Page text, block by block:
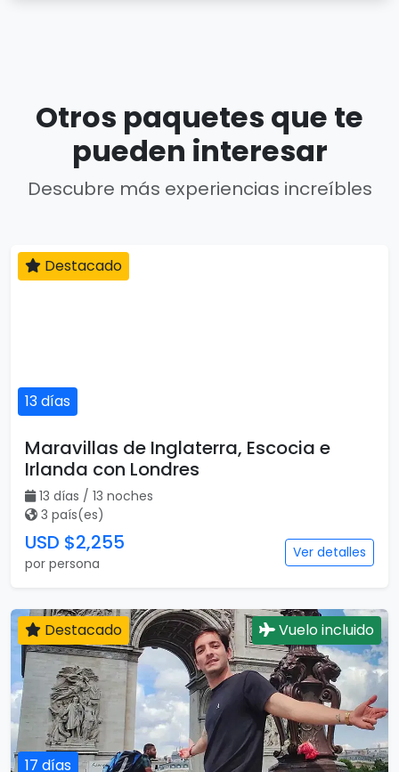
Otros paquetes que te
pueden interesar
Descubre más experiencias increíbles
13 días
Destacado
Maravillas de Inglaterra, Escocia e
Irlanda con Londres
13 días / 13 noches
3 país(es)
USD $2,255
por persona
Ver detalles
17 días
Destacado Vuelo incluido